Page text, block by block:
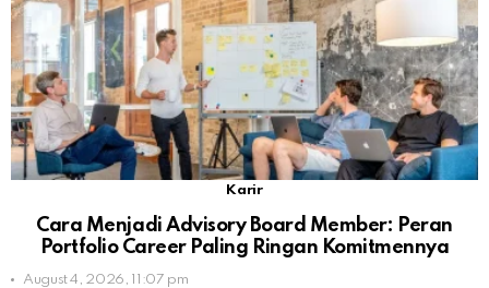
Karir
Cara Menjadi Advisory Board Member: Peran
Portfolio Career Paling Ringan Komitmennya
August 4, 2026, 11:07 pm